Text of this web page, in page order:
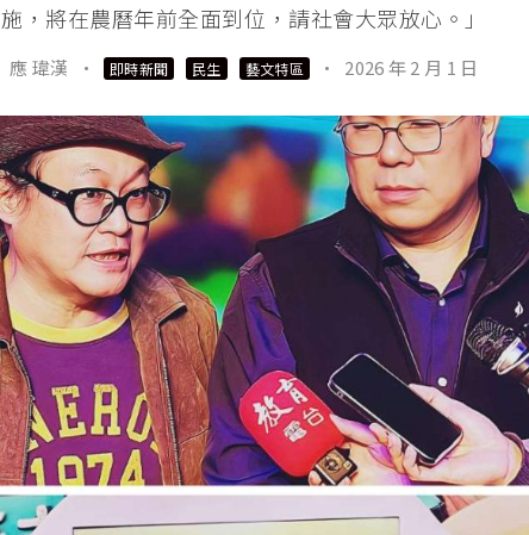
施，將在農曆年前全面到位，請社會大眾放心。」
應 瑋漢 · 即時新聞 民生 藝文特區 · 2026 年 2 月 1 日